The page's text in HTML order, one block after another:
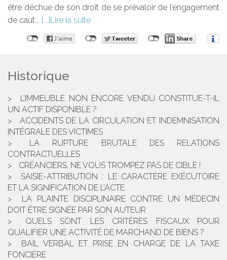
être déchue de son droit de se prévaloir de l’engagement
de caut...
Lire la suite
Historique
L’IMMEUBLE NON ENCORE VENDU CONSTITUE-T-IL
UN ACTIF DISPONIBLE ?
ACCIDENTS DE LA CIRCULATION ET INDEMNISATION
INTÉGRALE DES VICTIMES
LA RUPTURE BRUTALE DES RELATIONS
CONTRACTUELLES
CRÉANCIERS, NE VOUS TROMPEZ PAS DE CIBLE !
SAISIE-ATTRIBUTION : LE CARACTÈRE EXÉCUTOIRE
ET LA SIGNIFICATION DE L’ACTE
LA PLAINTE DISCIPLINAIRE CONTRE UN MÉDECIN
DOIT ÊTRE SIGNÉE PAR SON AUTEUR
QUELS SONT LES CRITÈRES FISCAUX POUR
QUALIFIER UNE ACTIVITÉ DE MARCHAND DE BIENS ?
BAIL VERBAL ET PRISE EN CHARGE DE LA TAXE
FONCIÈRE